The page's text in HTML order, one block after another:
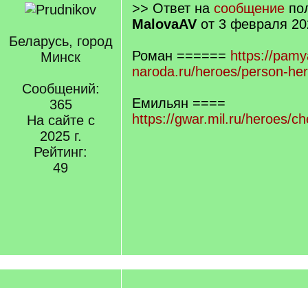
Беларусь, город
Минск
Сообщений:
365
На сайте с
2025 г.
Рейтинг:
49
>> Ответ на сообщение
MalovaAV от 3 февраля
Роман ====== https://
naroda.ru/heroes/person-
Емильян ====
https://gwar.mil.ru/heroes/